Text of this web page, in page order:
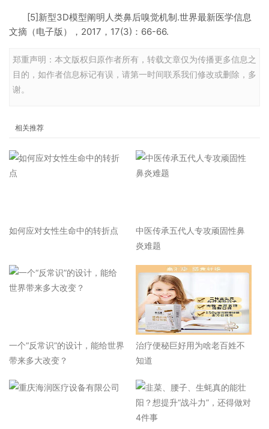
[5]新型3D模型阐明人类鼻后嗅觉机制.世界最新医学信息
文摘（电子版），2017，17(3)：66-66.
郑重声明：本文版权归原作者所有，转载文章仅为传播更多信息之
目的，如作者信息标记有误，请第一时间联系我们修改或删除，多
谢。
相关推荐
如何应对女性生命中的转折点
中医传承五代人专攻顽固性鼻
炎难题
一个“反常识”的设计，能给世界
带来多大改变？
治疗便秘巨好用为啥老百姓不
知道